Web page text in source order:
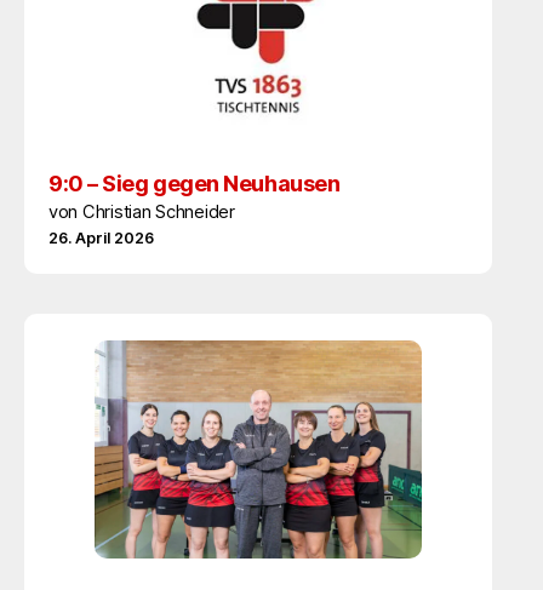
9:0 – Sieg gegen Neuhausen
von Christian Schneider
26. April 2026